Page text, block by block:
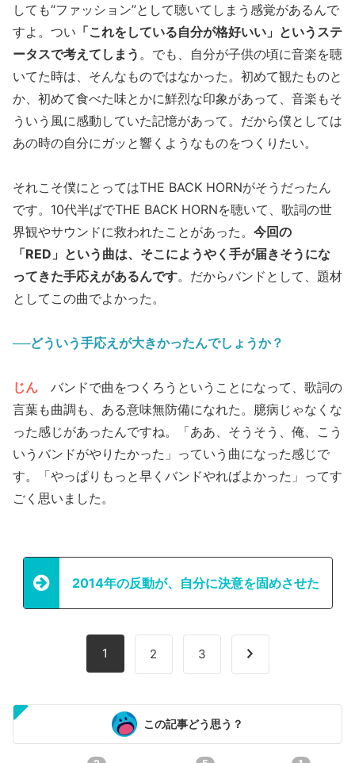
しても“ファッション”として聴いてしまう感覚があるんで
すよ。つい 「これをしている自分が格好いい」というステ
ータスで考えてしまう 。でも、自分が子供の頃に音楽を聴
いてた時は、そんなものではなかった。初めて観たものと
か、初めて食べた味とかに鮮烈な印象があって、音楽もそ
ういう風に感動していた記憶があって。だから僕としては
あの時の自分にガッと響くようなものをつくりたい。
それこそ僕にとってはTHE BACK HORNがそうだったん
です。10代半ばでTHE BACK HORNを聴いて、歌詞の世
界観やサウンドに救われたことがあった。 今回の
「RED」という曲は、そこにようやく手が届きそうにな
ってきた手応えがあるんです。だからバンドとして、題材
としてこの曲でよかった。
──どういう手応えが大きかったんでしょうか？
じん バンドで曲をつくろうということになって、歌詞の
言葉も曲調も、ある意味無防備になれた。臆病じゃなくな
った感じがあったんですね。「ああ、そうそう、俺、こう
いうバンドがやりたかった」っていう曲になった感じで
す。「やっぱりもっと早くバンドやればよかった」ってす
ごく思いました。
2014年の反動が、自分に決意を固めさせた
1 2 3
この記事どう思う？